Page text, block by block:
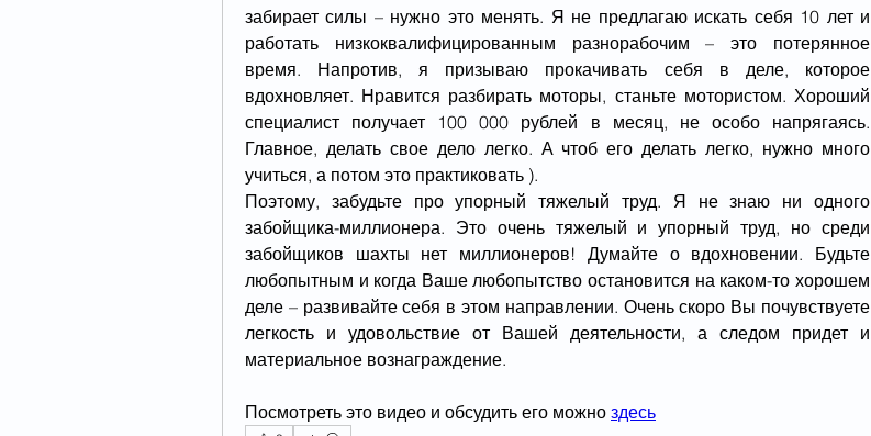
забирает силы – нужно это менять. Я не предлагаю искать себя 10 лет и
работать низкоквалифицированным разнорабочим – это потерянное
время. Напротив, я призываю прокачивать себя в деле, которое
вдохновляет. Нравится разбирать моторы, станьте мотористом. Хороший
специалист получает 100 000 рублей в месяц, не особо напрягаясь.
Главное, делать свое дело легко. А чтоб его делать легко, нужно много
учиться, а потом это практиковать ).
Поэтому, забудьте про упорный тяжелый труд. Я не знаю ни одного
забойщика-миллионера. Это очень тяжелый и упорный труд, но среди
забойщиков шахты нет миллионеров! Думайте о вдохновении. Будьте
любопытным и когда Ваше любопытство остановится на каком-то хорошем
деле – развивайте себя в этом направлении. Очень скоро Вы почувствуете
легкость и удовольствие от Вашей деятельности, а следом придет и
материальное вознаграждение.
Посмотреть это видео и обсудить его можно здесь